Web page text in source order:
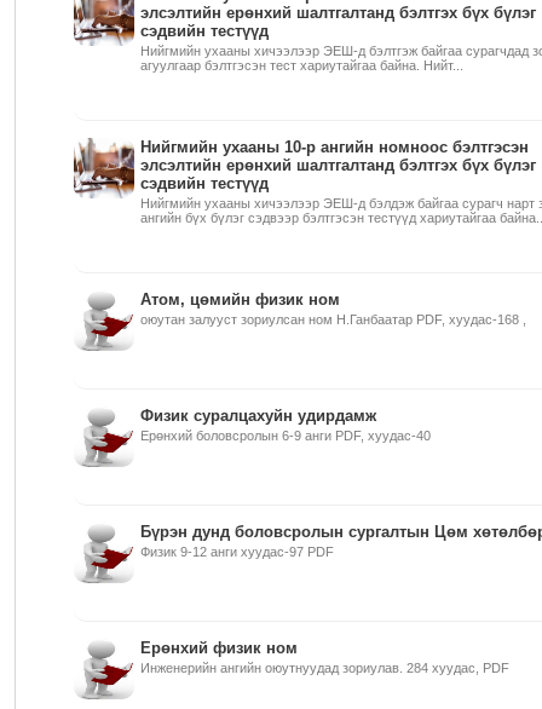
элсэлтийн ерөнхий шалтгалтанд бэлтгэх бүх бүлэг
сэдвийн тестүүд
Нийгмийн ухааны хичээлээр ЭЕШ-д бэлтгэж байгаа сурагчдад
агуулгаар бэлтгэсэн тест хариутайгаа байна. Нийт...
Нийгмийн ухааны 10-р ангийн номноос бэлтгэсэн
элсэлтийн ерөнхий шалтгалтанд бэлтгэх бүх бүлэг
сэдвийн тестүүд
Нийгмийн ухааны хичээлээр ЭЕШ-д бэлдэж байгаа сурагч нарт
ангийн бүх бүлэг сэдвээр бэлтгэсэн тестүүд хариутайгаа
Атом, цөмийн физик ном
оюутан залууст зориулсан ном Н.Ганбаатар PDF, хуудас-168 ,
Физик суралцахуйн удирдамж
Ерөнхий боловсролын 6-9 анги PDF, хуудас-40
Бүрэн дунд боловсролын сургалтын Цөм
Физик 9-12 анги хуудас-97 PDF
Ерөнхий физик ном
Инженерийн ангийн оюутнуудад зориулав. 284 хуудас, PDF